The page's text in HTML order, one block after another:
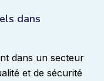
dans
dans un secteur
et de sécurité